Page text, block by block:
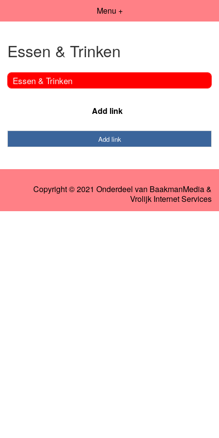
Menu +
Essen & Trinken
Essen & Trinken
Add link
Add link
Copyright © 2021 Onderdeel van BaakmanMedia&
Vrolijk Internet Services